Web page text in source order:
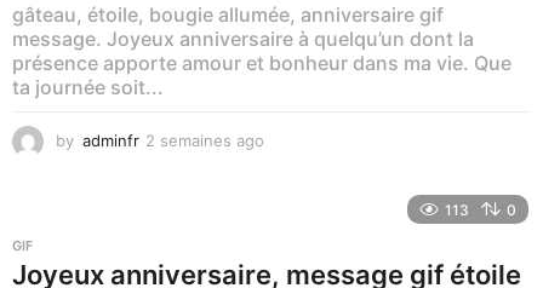
g
o
gâteau, étoile, bougie allumée, anniversaire gif
message. Joyeux anniversaire à quelqu’un dont la
présence apporte amour et bonheur dans ma vie. Que
ta journée soit...
by adminfr 2 semaines ago
n
113 0
GIF
Joyeux anniversaire, message gif étoile